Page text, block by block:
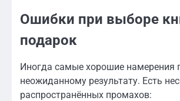
Ошибки при выборе
подарок
Иногда самые хорошие намерения
неожиданному результату. Есть
распространённых промахов: